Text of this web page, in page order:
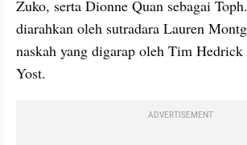
Zuko, serta Dionne Quan sebagai
diarahkan oleh sutradara Lauren
naskah yang digarap oleh Tim
Yost.
ADVERTISEMENT